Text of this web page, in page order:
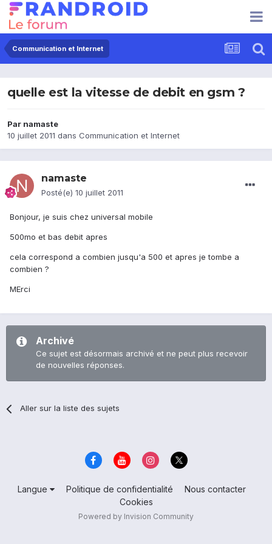
Communication et Internet
quelle est la vitesse de debit en gsm ?
Par namaste
10 juillet 2011 dans Communication et Internet
namaste
Posté(e) 10 juillet 2011
Bonjour, je suis chez universal mobile
500mo et bas debit apres
cela correspond a combien jusqu'a 500 et apres je tombe a
combien ?
MErci
Archivé
Ce sujet est désormais archivé et ne peut plus recevoir
de nouvelles réponses.
Aller sur la liste des sujets
Langue Politique de confidentialité
Nous contacter
Cookies
Powered by Invision Community